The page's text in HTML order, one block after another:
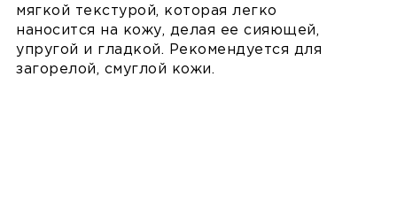
мягкой текстурой, которая легко
наносится на кожу, делая ее сияющей,
упругой и гладкой. Рекомендуется для
загорелой, смуглой кожи.